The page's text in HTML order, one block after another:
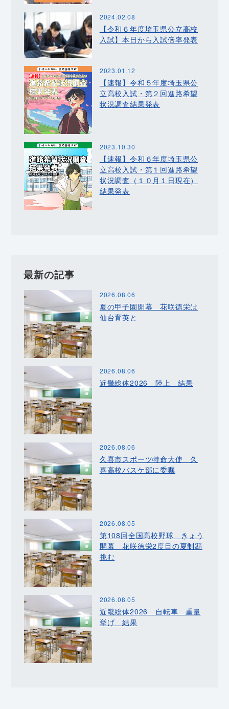
2024.02.08
【令和６年度埼玉県公立高校
入試】本日から入試倍率発表
2023.01.12
【速報】令和５年度埼玉県公
立高校入試・第２回進路希望
状況調査結果発表
2023.10.30
【速報】令和６年度埼玉県公
立高校入試・第１回進路希望
状況調査（１０月１日現在）
結果発表
最新の記事
2026.08.06
夏の甲子園開幕 花咲徳栄は
仙台育英と
2026.08.06
近畿総体2026 陸上 結果
2026.08.06
久喜市スポーツ特命大使 久
喜高校バスケ部に委嘱
2026.08.05
第108回全国高校野球 きょう
開幕 花咲徳栄2度目の夏制覇
挑む
2026.08.05
近畿総体2026 自転車 重量
挙げ 結果